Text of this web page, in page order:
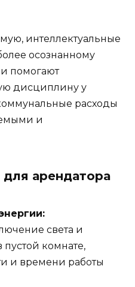
интеллектуальные
осознанному
помогают
дисциплину у
расходы
и
арендатора
света и
комнате,
и времени работы